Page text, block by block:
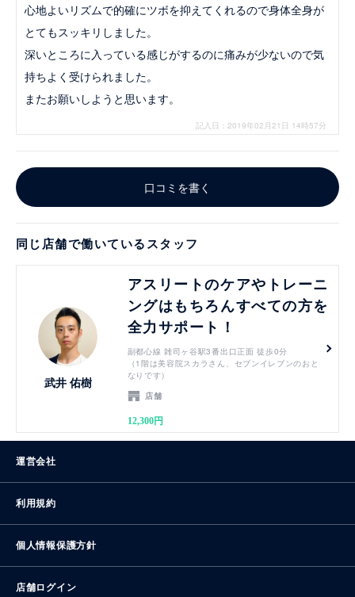
心地よいリズムで的確にツボを抑えてくれるので身体全身が
とてもスッキリしました。
深いところに入っている感じがするのに痛みが少ないので気
持ちよく受けられました。
またお願いしようと思います。
記入日：2019年02月21日 14時57分
口コミを書く
同じ店舗で働いているスタッフ
武井 佑樹
アスリートのケアやトレーニ
ングはもちろんすべての方を
全力サポート！
副都心線 雑司ヶ谷駅3番出口正面 徒歩0分
（1階は美容院スカラさん、セブンイレブンのおと
なりです）
店舗
12,300円
運営会社
利用規約
個人情報保護方針
店舗ログイン